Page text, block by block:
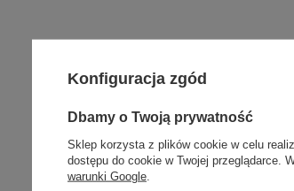
Konfiguracja zgód
Dbamy o Twoją prywatność
Sklep korzysta z plików cookie w celu
dostępu do cookie w Twojej przeglądarce.
warunki Google